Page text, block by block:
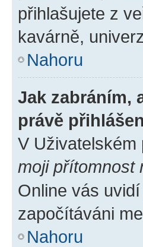
přihlašujete z
kavárně,
Nahoru
Jak zabráním,
právě
V Uživatelském
moji přítomnost
Online vás
započítáváni
Nahoru